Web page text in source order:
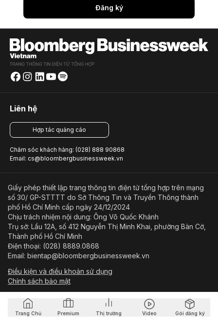
Đăng ký
Trang Chủ Premium Thị trường Video Gói đăng ký
Liên hệ
Hợp tác quảng cáo
Chăm sóc khách hàng: (028) 888 90868
Email: cs@bloombergbusinessweek.vn
Giấy phép thiết lập trang thông tin điện tử tổng hợp trên mạng
số 30/ GP-STTTT do Sở Thông Tin và Truyền Thông thành
phố Hồ Chí Minh cấp ngày 24/12/2024
Chịu trách nhiệm nội dung: Ông Võ Quốc Khánh
Trụ sở: Lầu 12A, số 412 Nguyễn Thị Minh Khai, phường Bàn Cờ,
Thành phố Hồ Chí Minh
Điện thoại: (028) 8889.0868
Email: bientap@bloombergbusinessweek.vn
Điều kiện và điều khoản sử dụng
Chính sách bảo mật
© Copyright 2023-2026 Công ty Cổ phần Beacon Asia Media